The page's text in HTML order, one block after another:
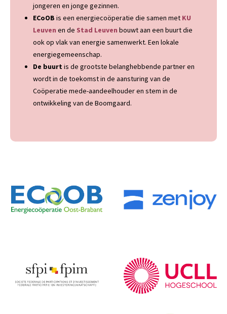
jongeren en jonge gezinnen.
ECoOB is een energiecoöperatie die samen met KU
Leuven en de Stad Leuven bouwt aan een buurt die
ook op vlak van energie samenwerkt. Een lokale
energiegemeenschap.
De buurt is de grootste belanghebbende partner en
wordt in de toekomst in de aansturing van de
Coöperatie mede-aandeelhouder en stem in de
ontwikkeling van de Boomgaard.